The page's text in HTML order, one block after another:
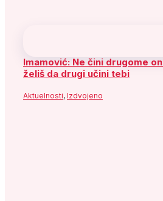
Imamović: Ne čini drugome
želiš da drugi učini tebi
Aktuelnosti, Izdvojeno